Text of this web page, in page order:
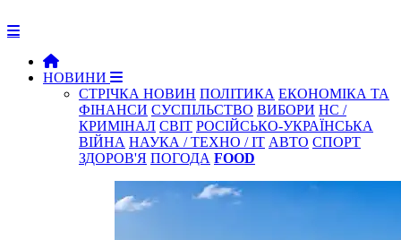
НОВИНИ
СТРІЧКА НОВИН ПОЛІТИКА ЕКОНОМІКА ТА
ФІНАНСИ СУСПІЛЬСТВО ВИБОРИ НС /
КРИМІНАЛ СВІТ РОСІЙСЬКО-УКРАЇНСЬКА
ВІЙНА НАУКА / ТЕХНО / IT АВТО СПОРТ
ЗДОРОВ'Я ПОГОДА FOOD